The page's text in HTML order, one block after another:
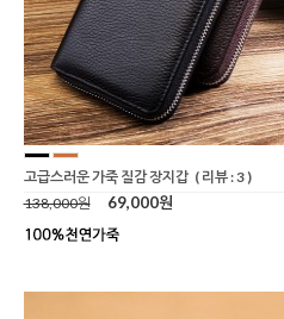
고급스러운 가죽 질감 장지갑 ( 리뷰 : 3 )
138,000원
69,000원